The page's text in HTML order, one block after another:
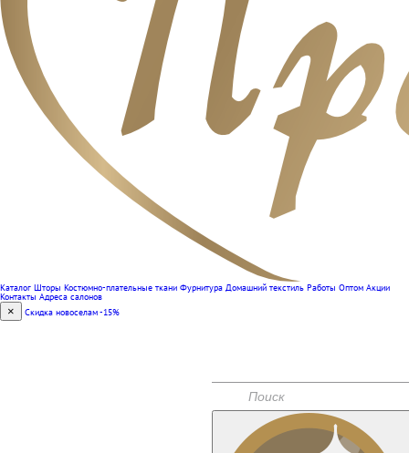
Каталог Шторы Костюмно-плательные ткани Фурнитура Домашний текстиль Работы Оптом Акции
Контакты Адреса салонов
× Скидка новоселам -15%
КОНТАКТЫ АКЦИИ